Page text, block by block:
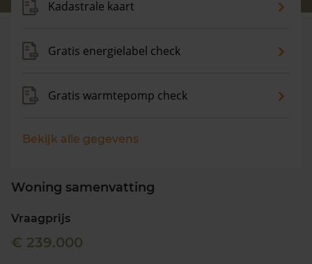
Kadastrale kaart
Gratis energielabel check
Gratis warmtepomp check
Bekijk alle gegevens
Woning samenvatting
Vraagprijs
€ 239.000